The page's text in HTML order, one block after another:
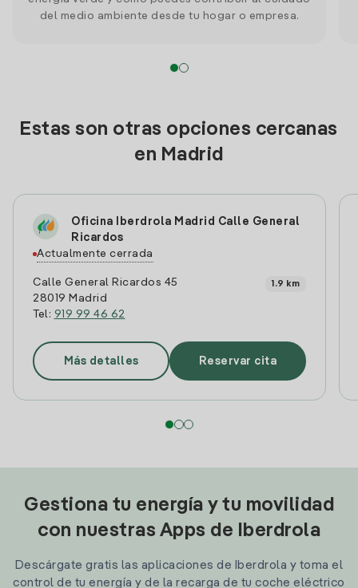
del medio ambiente desde tu hogar o empresa.
Estas son otras opciones cercanas
en Madrid
Oficina Iberdrola Madrid Calle General
Ricardos
Actualmente cerrada
Calle General Ricardos 45
28019 Madrid
Tel: 919 99 46 62
1.9 km
Más detalles Reservar cita
Gestiona tu energía y tu movilidad
con nuestras Apps de Iberdrola
Descárgate gratis las aplicaciones de Iberdrola y toma el
control de tu energía y de la recarga de tu coche eléctrico